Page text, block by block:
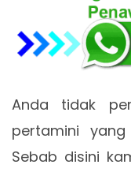
Anda tidak
pertamini
Sebab disini